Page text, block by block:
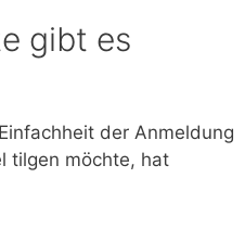
gibt es
der Anmeldung
tilgen möchte, hat